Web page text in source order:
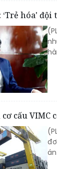
‘Trẻ hóa'
cấu VIMC